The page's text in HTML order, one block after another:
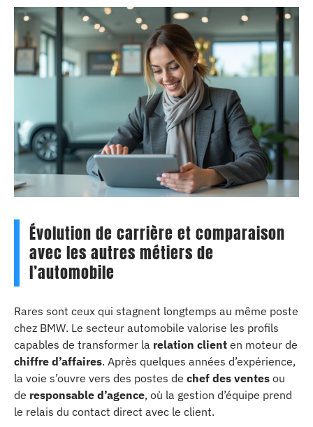
Évolution de carrière et comparaison
avec les autres métiers de
l’automobile
Rares sont ceux qui stagnent longtemps au même poste
chez BMW. Le secteur automobile valorise les profils
capables de transformer la relation client en moteur de
chiffre d’affaires. Après quelques années d’expérience,
la voie s’ouvre vers des postes de chef des ventes ou
de responsable d’agence, où la gestion d’équipe prend
le relais du contact direct avec le client.